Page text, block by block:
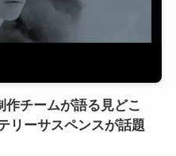
作チームが語る見どこ
リーサスペンスが話題